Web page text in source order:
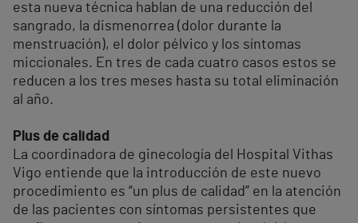
esta nueva técnica hablan de una reducción del
sangrado, la dismenorrea (dolor durante la
menstruación), el dolor pélvico y los síntomas
miccionales. En tres de cada cuatro casos estos se
reducen a los tres meses hasta su total eliminación
al año.
Plus de calidad
La coordinadora de ginecología del Hospital Vithas
Vigo entiende que la introducción de este nuevo
procedimiento es “un plus de calidad” en la atención
de las pacientes con síntomas persistentes que